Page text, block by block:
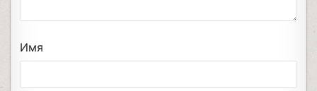
Имя